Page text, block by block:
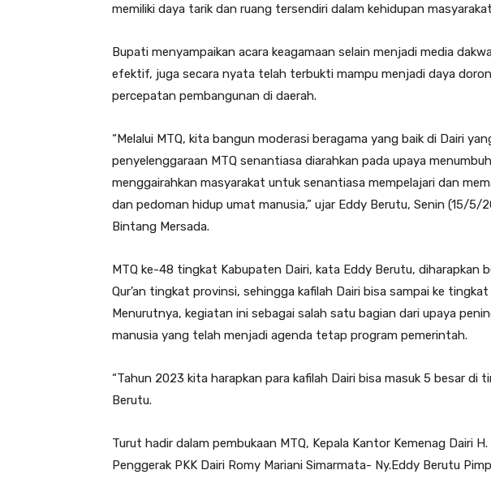
memiliki daya tarik dan ruang tersendiri dalam kehidupan
Bupati menyampaikan acara keagamaan selain menjadi media
efektif, juga secara nyata telah terbukti mampu menjadi daya
percepatan pembangunan di daerah.
“Melalui MTQ, kita bangun moderasi beragama yang baik di Dairi
penyelenggaraan MTQ senantiasa diarahkan pada upaya
menggairahkan masyarakat untuk senantiasa mempelajari dan
dan pedoman hidup umat manusia,” ujar Eddy Berutu, Senin (15/5/
Bintang Mersada.
MTQ ke-48 tingkat Kabupaten Dairi, kata Eddy Berutu, diharapkan
Qur’an tingkat provinsi, sehingga kafilah Dairi bisa sampai ke tingkat
Menurutnya, kegiatan ini sebagai salah satu bagian dari upaya
manusia yang telah menjadi agenda tetap program pemerintah.
“Tahun 2023 kita harapkan para kafilah Dairi bisa masuk 5 besar di
Berutu.
Turut hadir dalam pembukaan MTQ, Kepala Kantor Kemenag Dairi
Penggerak PKK Dairi Romy Mariani Simarmata- Ny.Eddy Berutu